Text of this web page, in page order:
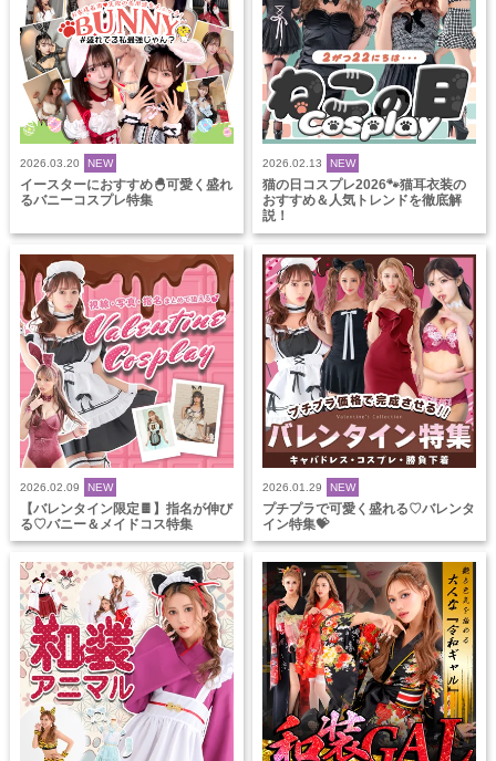
2026.03.20 NEW
イースターにおすすめ🐣可愛く盛れ
るバニーコスプレ特集
2026.02.13 NEW
猫の日コスプレ2026🐾猫耳衣装の
おすすめ＆人気トレンドを徹底解
説！
2026.02.09 NEW
【バレンタイン限定🍫】指名が伸び
る♡バニー＆メイドコス特集
2026.01.29 NEW
プチプラで可愛く盛れる♡バレンタ
イン特集💝